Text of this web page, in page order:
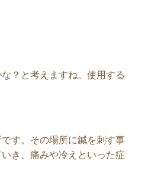
？と考えますね。使用する
す。その場所に鍼を刺す事
き、痛みや冷えといった症